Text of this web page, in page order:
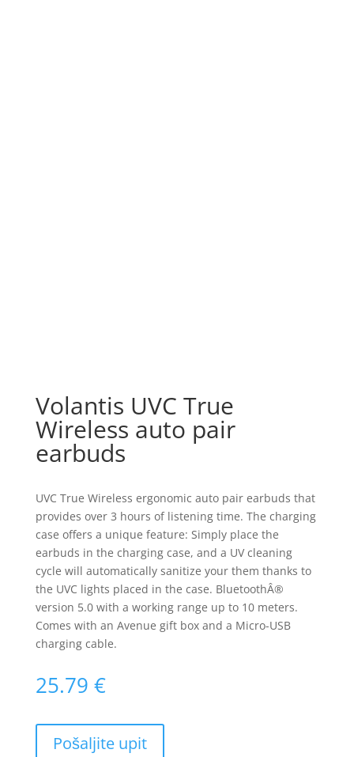
Volantis UVC True
Wireless auto pair
earbuds
UVC True Wireless ergonomic auto pair earbuds that
provides over 3 hours of listening time. The charging
case offers a unique feature: Simply place the
earbuds in the charging case, and a UV cleaning
cycle will automatically sanitize your them thanks to
the UVC lights placed in the case. BluetoothÂ®
version 5.0 with a working range up to 10 meters.
Comes with an Avenue gift box and a Micro-USB
charging cable.
25.79 €